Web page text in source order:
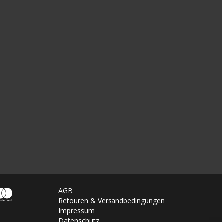
AGB
Retouren & Versandbedingungen
Impressum
Datenschutz